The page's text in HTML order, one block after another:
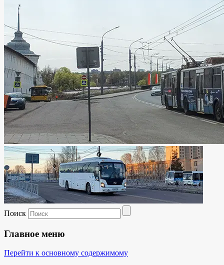
Поиск
Главное меню
Перейти к основному содержимому